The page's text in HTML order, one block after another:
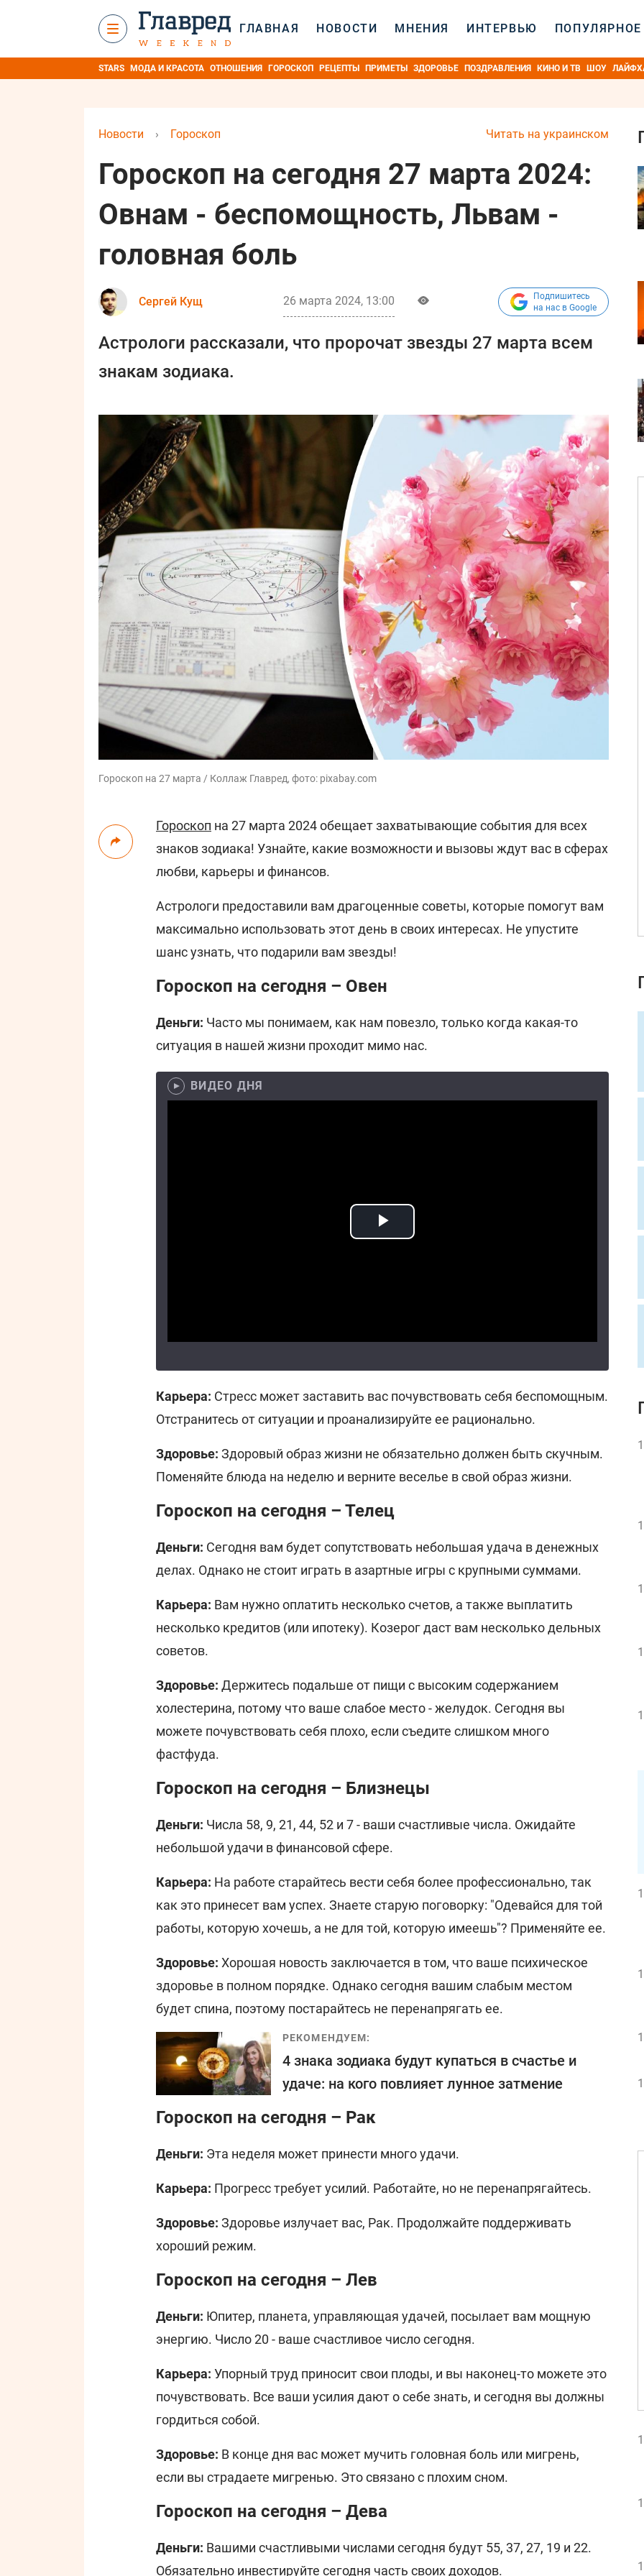
ГЛАВНАЯ НОВОСТИ МНЕНИЯ ИНТЕРВЬЮ ПОПУЛЯРНОЕ
STARS МОДА И КРАСОТА ОТНОШЕНИЯ ГОРОСКОП РЕЦЕПТЫ ПРИМЕТЫ ЗДОРОВЬЕ ПОЗДРАВЛЕНИЯ КИНО И ТВ ШОУ
Читать на украинском
Новости › Гороскоп
Гороскоп на сегодня 27 марта 2024:
Овнам - беспомощность, Львам -
головная боль
Сергей Кущ 26 марта 2024, 13:00
Подпишитесь
на нас в Google
Астрологи рассказали, что пророчат звезды 27 марта всем
знакам зодиака.
Гороскоп на 27 марта / Коллаж Главред, фото: pixabay.com
Гороскоп на 27 марта 2024 обещает захватывающие события для всех
знаков зодиака! Узнайте, какие возможности и вызовы ждут вас в сферах
любви, карьеры и финансов.
Астрологи предоставили вам драгоценные советы, которые помогут вам
максимально использовать этот день в своих интересах. Не упустите
шанс узнать, что подарили вам звезды!
Гороскоп на сегодня – Овен
Деньги: Часто мы понимаем, как нам повезло, только когда какая-то
ситуация в нашей жизни проходит мимо нас.
ВИДЕО ДНЯ
Карьера: Стресс может заставить вас почувствовать себя беспомощным.
Отстранитесь от ситуации и проанализируйте ее рационально.
Здоровье: Здоровый образ жизни не обязательно должен быть скучным.
Поменяйте блюда на неделю и верните веселье в свой образ жизни.
Гороскоп на сегодня – Телец
Деньги: Сегодня вам будет сопутствовать небольшая удача в денежных
делах. Однако не стоит играть в азартные игры с крупными суммами.
Карьера: Вам нужно оплатить несколько счетов, а также выплатить
несколько кредитов (или ипотеку). Козерог даст вам несколько дельных
советов.
Здоровье: Держитесь подальше от пищи с высоким содержанием
холестерина, потому что ваше слабое место - желудок. Сегодня вы
можете почувствовать себя плохо, если съедите слишком много
фастфуда.
Гороскоп на сегодня – Близнецы
Деньги: Числа 58, 9, 21, 44, 52 и 7 - ваши счастливые числа. Ожидайте
небольшой удачи в финансовой сфере.
Карьера: На работе старайтесь вести себя более профессионально, так
как это принесет вам успех. Знаете старую поговорку: "Одевайся для той
работы, которую хочешь, а не для той, которую имеешь"? Применяйте ее.
Здоровье: Хорошая новость заключается в том, что ваше психическое
здоровье в полном порядке. Однако сегодня вашим слабым местом
будет спина, поэтому постарайтесь не перенапрягать ее.
РЕКОМЕНДУЕМ:
4 знака зодиака будут купаться в счастье и
удаче: на кого повлияет лунное затмение
Гороскоп на сегодня – Рак
Деньги: Эта неделя может принести много удачи.
Карьера: Прогресс требует усилий. Работайте, но не перенапрягайтесь.
Здоровье: Здоровье излучает вас, Рак. Продолжайте поддерживать
хороший режим.
Гороскоп на сегодня – Лев
Деньги: Юпитер, планета, управляющая удачей, посылает вам мощную
энергию. Число 20 - ваше счастливое число сегодня.
Карьера: Упорный труд приносит свои плоды, и вы наконец-то можете это
почувствовать. Все ваши усилия дают о себе знать, и сегодня вы должны
гордиться собой.
Здоровье: В конце дня вас может мучить головная боль или мигрень,
если вы страдаете мигренью. Это связано с плохим сном.
Гороскоп на сегодня – Дева
Деньги: Вашими счастливыми числами сегодня будут 55, 37, 27, 19 и 22.
Обязательно инвестируйте сегодня часть своих доходов.